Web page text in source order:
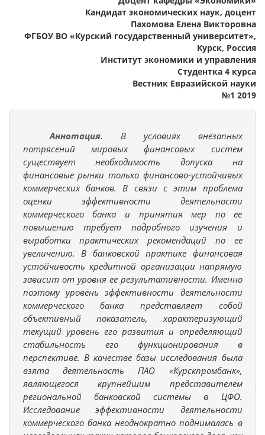
Кандидат экономических наук, доцент
Пахомова Елена Викторовна
ФГБОУ ВО «Курский государственный университет»,
Курск, Россия
Институт экономики и управления
Студентка 4 курса
Вестник Евразийской науки
№1 2019
Аннотация. В условиях внезапных
потрясений мировых финансовых систем
существует необходимость допуска на
финансовые рынки только финансово-устойчивых
коммерческих банков. В связи с этим проблема
оценки эффективности деятельности
коммерческого банка и принятия мер по ее
повышению требует подробного изучения и
выработки практических рекомендаций по ее
увеличению. В банковской практике финансовая
устойчивость кредитной организации напрямую
зависит от уровня ее результативности. Именно
поэтому уровень эффективности деятельности
коммерческого банка представляет собой
объективный показатель, характеризующий
текущий уровень его развития и определяющий
стабильность его функционирования в
перспективе. В качестве базы исследования была
взята деятельность ПАО «Курскпромбанк»,
являющегося крупнейшим представителем
региональной банковской системы в ЦФО.
Исследование эффективности деятельности
коммерческого банка неоднократно поднималась в